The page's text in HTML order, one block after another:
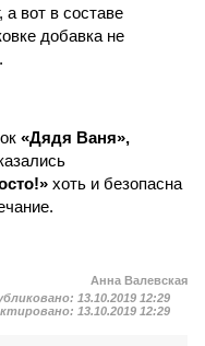
а вот в составе
добавка не
«Дядя Ваня»,
хоть и безопасна
Анна Валевская
13.10.2019 12:29
13.10.2019 12:29